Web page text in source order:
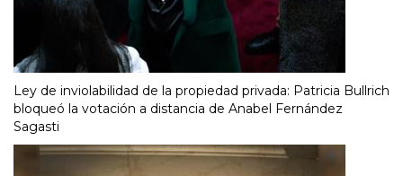
Ley de inviolabilidad de la propiedad privada: Patricia Bullrich
bloqueó la votación a distancia de Anabel Fernández
Sagasti